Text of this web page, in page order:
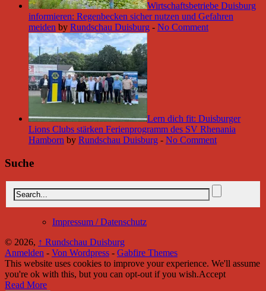
Wirtschaftsbetriebe Duisburg
informieren: Regenbecken sicher nutzen und Gefahren
meiden by Rundschau Duisburg - No Comment
Lern dich fit: Duisburger
Lions Clubs stärken Ferienprogramm des SV Rhenania
Hamborn by Rundschau Duisburg - No Comment
Suche
Impressum / Datenschutz
© 2026, ↑ Rundschau Duisburg
Anmelden - Von Wordpress - Gabfire Themes
This website uses cookies to improve your experience. We'll assume
you're ok with this, but you can opt-out if you wish.Accept
Read More